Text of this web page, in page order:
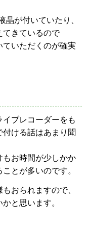
が付いていたり、
てきているので
いただくのが確実
ブレコーダーをも
ける話はあまり聞
もお時間が少しかか
とが多いのです。
おられますので、
と思います。